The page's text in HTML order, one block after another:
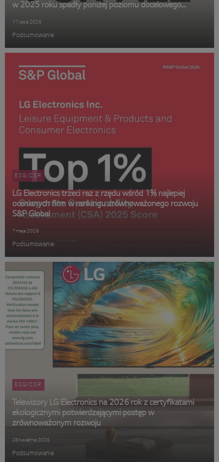
w 2025 roku spadły poniżej poziomu docelowego
17 lipca 2026
Podsumowanie
ESG/CSR
LG Electronics trzeci raz z rzędu wśród 1% najlepiej
ocenianych firm w rankingu zrównoważonego rozwoju
S&P Global
7 maja 2026
Podsumowanie:
ESG/CSR
Telewizory LG Electronics na 2026 rok z certyfikatami
ekologicznymi potwierdzającymi postęp w
zrównoważonym rozwoju
28 kwietnia 2026
​Podsumowanie